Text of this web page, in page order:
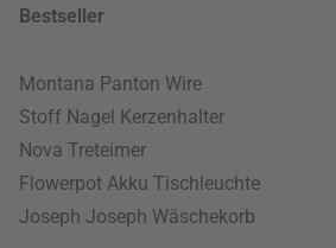
Bestseller
Montana Panton Wire
Stoff Nagel Kerzenhalter
Nova Treteimer
Flowerpot Akku Tischleuchte
Joseph Joseph Wäschekorb